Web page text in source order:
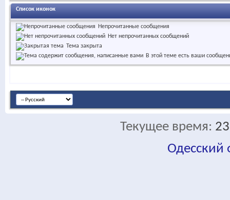
Список иконок
Непрочитанные сообщения
Нет непрочитанных сообщений
Тема закрыта
В этой теме есть ваши
Текущее время:
Одесский